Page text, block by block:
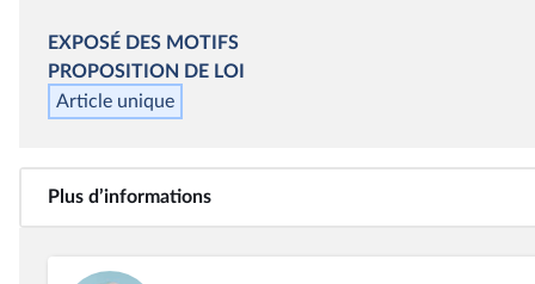
EXPOSÉ DES MOTIFS
PROPOSITION DE LOI
Article unique
Plus d’informations